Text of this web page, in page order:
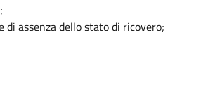
di assenza dello stato di ricovero;